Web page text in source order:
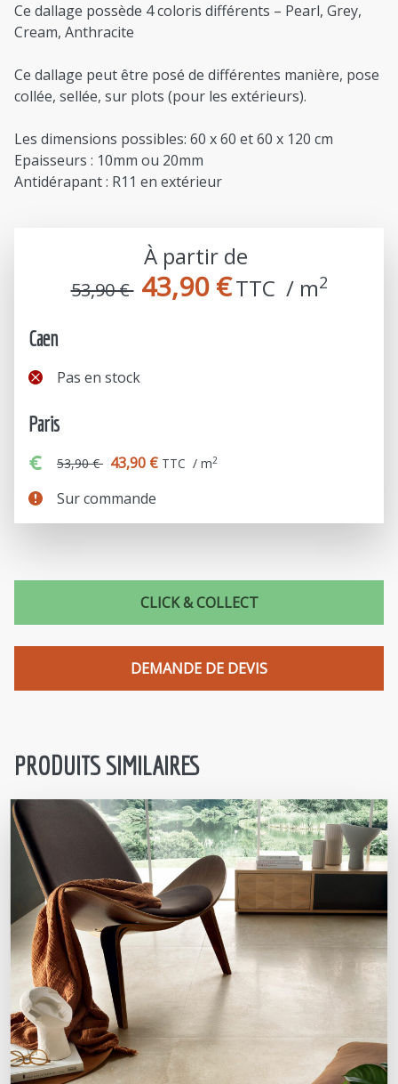
Ce dallage possède 4 coloris différents – Pearl, Grey,
Cream, Anthracite
Ce dallage peut être posé de différentes manière, pose
collée, sellée, sur plots (pour les extérieurs).
Les dimensions possibles: 60 x 60 et 60 x 120 cm
Epaisseurs : 10mm ou 20mm
Antidérapant : R11 en extérieur
À partir de
53,90 € 43,90 €TTC  / m2
Caen
Pas en stock
Paris
53,90 € 43,90 € TTC / m2
Sur commande
CLICK & COLLECT
DEMANDE DE DEVIS
PRODUITS SIMILAIRES